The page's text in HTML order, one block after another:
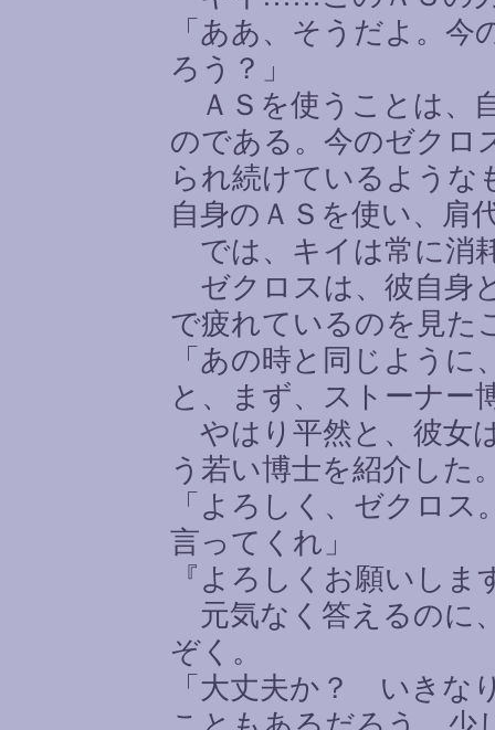
「ああ、そうだよ。
ろう？」
ＡＳを使うことは、
のである。今のゼクロ
られ続けているような
自身のＡＳを使い、肩
では、キイは常に消
ゼクロスは、彼自身
で疲れているのを見た
「あの時と同じよう
と、まず、ストーナー
やはり平然と、彼女
う若い博士を紹介した
「よろしく、ゼクロ
言ってくれ」
『よろしくお願いしま
元気なく答えるのに
ぞく。
「大丈夫か？ いきな